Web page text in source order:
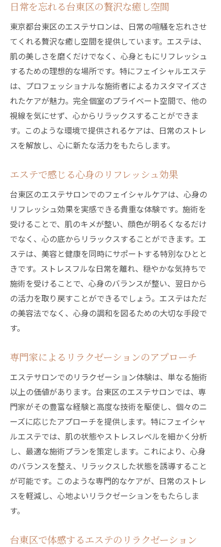
日常を忘れる台東区の贅沢な癒し空間
東京都台東区のエステサロンは、日常の喧騒を忘れさせ
てくれる贅沢な癒し空間を提供しています。エステは、
肌の美しさを磨くだけでなく、心身ともにリフレッシュ
するための理想的な場所です。特にフェイシャルエステ
は、プロフェッショナルな施術者によるカスタマイズさ
れたケアが魅力。完全個室のプライベート空間で、他の
視線を気にせず、心からリラックスすることができま
す。このような環境で提供されるケアは、日常のストレ
スを解放し、心に新たな活力をもたらします。
エステで感じる心身のリフレッシュ効果
台東区のエステサロンでのフェイシャルケアは、心身の
リフレッシュ効果を実感できる貴重な体験です。施術を
受けることで、肌のキメが整い、顔色が明るくなるだけ
でなく、心の底からリラックスすることができます。エ
ステは、美容と健康を同時にサポートする特別なひとと
きです。ストレスフルな日常を離れ、穏やかな気持ちで
施術を受けることで、心身のバランスが整い、翌日から
の活力を取り戻すことができるでしょう。エステはただ
の美容法でなく、心身の調和を図るための大切な手段で
す。
専門家によるリラクゼーションのアプローチ
エステサロンでのリラクゼーション体験は、単なる施術
以上の価値があります。台東区のエステサロンでは、専
門家がその豊富な経験と高度な技術を駆使し、個々のニ
ーズに応じたアプローチを提供します。特にフェイシャ
ルエステでは、肌の状態やストレスレベルを細かく分析
し、最適な施術プランを策定します。これにより、心身
のバランスを整え、リラックスした状態を誘導すること
が可能です。このような専門的なケアが、日常のストレ
スを軽減し、心地よいリラクゼーションをもたらしま
す。
台東区で体感するエステのリラクゼーション